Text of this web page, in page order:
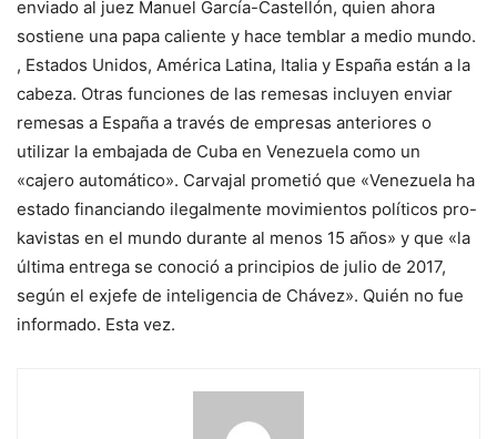
enviado al juez Manuel García-Castellón, quien ahora
sostiene una papa caliente y hace temblar a medio mundo.
, Estados Unidos, América Latina, Italia y España están a la
cabeza. Otras funciones de las remesas incluyen enviar
remesas a España a través de empresas anteriores o
utilizar la embajada de Cuba en Venezuela como un
«cajero automático». Carvajal prometió que «Venezuela ha
estado financiando ilegalmente movimientos políticos pro-
kavistas en el mundo durante al menos 15 años» y que «la
última entrega se conoció a principios de julio de 2017,
según el exjefe de inteligencia de Chávez». Quién no fue
informado. Esta vez.